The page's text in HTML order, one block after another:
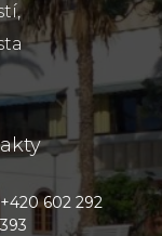
+420 602 292
393